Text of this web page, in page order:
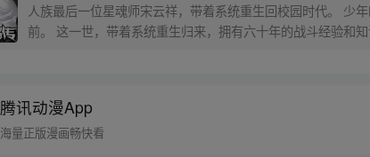
人族最后一位星魂师宋云祥，带着系统重生回校园时代。 少
前。 这一世，带着系统重生归来，拥有六十年的战斗经验和
腾讯动漫App
海量正版漫画畅快看